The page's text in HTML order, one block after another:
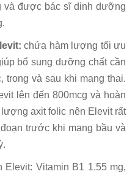
và được bác sĩ dinh dưỡng
chứa hàm lượng tối ưu
bổ sung dưỡng chất cần
trong và sau khi mang thai.
lên đến 800mcg và hoàn
axit folic nên Elevit rất
trước khi mang bầu và
Vitamin B1 1.55 mg,